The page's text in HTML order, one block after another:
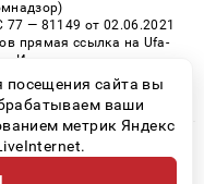
— 81149 от 02.06.2021
прямая ссылка на Ufa-
Интернете возможно
разрешения.
защищены
16+
посещения сайта вы
ваши
метрик Яндекс